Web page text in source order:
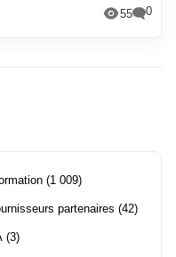
55 0
(1 009)
partenaires (42)
(3)